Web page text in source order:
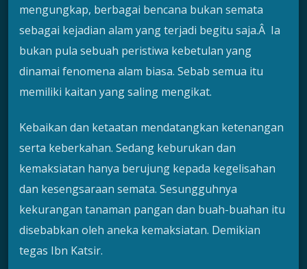
mengungkap, berbagai bencana bukan semata
sebagai kejadian alam yang terjadi begitu saja.Â Ia
bukan pula sebuah peristiwa kebetulan yang
dinamai fenomena alam biasa. Sebab semua itu
memiliki kaitan yang saling mengikat.
Kebaikan dan ketaatan mendatangkan ketenangan
serta keberkahan. Sedang keburukan dan
kemaksiatan hanya berujung kepada kegelisahan
dan kesengsaraan semata. Sesungguhnya
kekurangan tanaman pangan dan buah-buahan itu
disebabkan oleh aneka kemaksiatan. Demikian
tegas Ibn Katsir.